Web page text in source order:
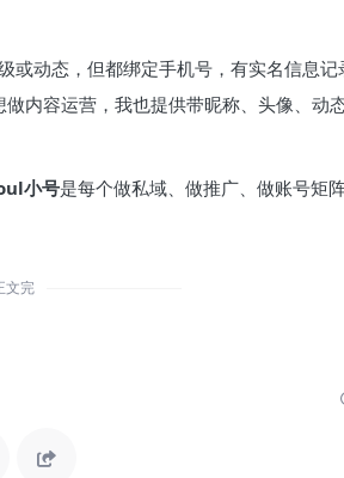
动态，但都绑定手机号，有实名信息记
内容运营，我也提供带昵称、头像、动
小号是每个做私域、做推广、做账号矩
文完